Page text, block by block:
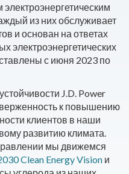
из них обслуживает
и основан на ответах
электроэнергетических
с июня 2023 по
J.D. Power
к повышению
клиентов в наши
развитию климата.
мы движемся
Clean Energy Vision и